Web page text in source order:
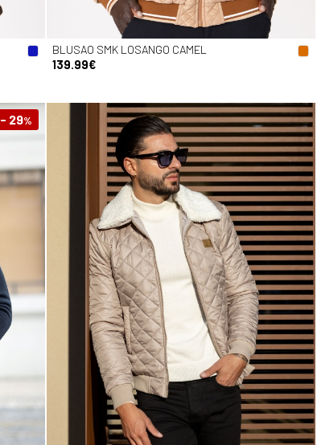
BLUSAO SMK LOSANGO CAMEL
139.99€
- 29%